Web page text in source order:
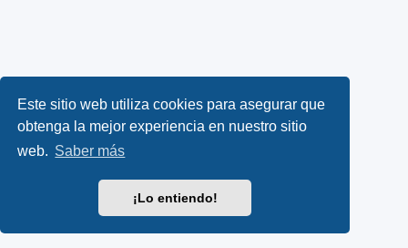
Este sitio web utiliza cookies para asegurar que
obtenga la mejor experiencia en nuestro sitio
web. Saber más
¡Lo entiendo!